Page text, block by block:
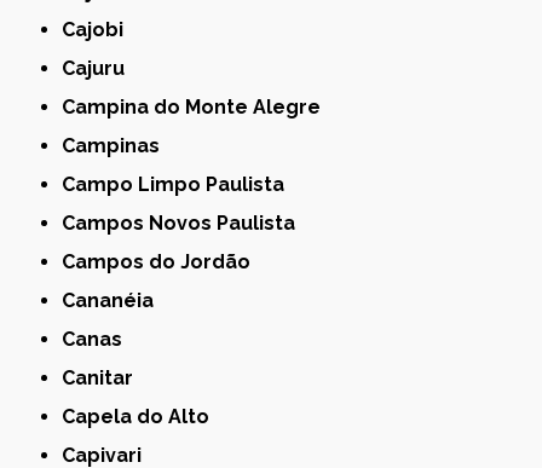
Cajobi
Cajuru
Campina do Monte Alegre
Campinas
Campo Limpo Paulista
Campos Novos Paulista
Campos do Jordão
Cananéia
Canas
Canitar
Capela do Alto
Capivari